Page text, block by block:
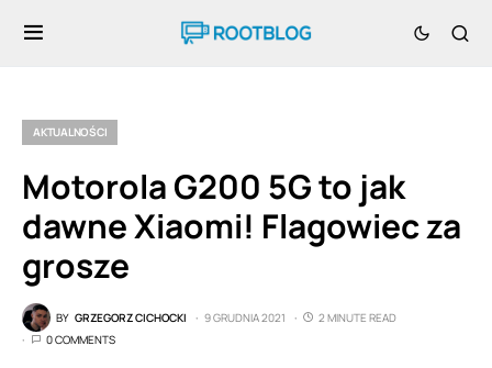
AKTUALNOŚCI
Motorola G200 5G to jak
dawne Xiaomi! Flagowiec za
grosze
BY GRZEGORZ CICHOCKI 9 GRUDNIA 2021
2 MINUTE READ
0 COMMENTS